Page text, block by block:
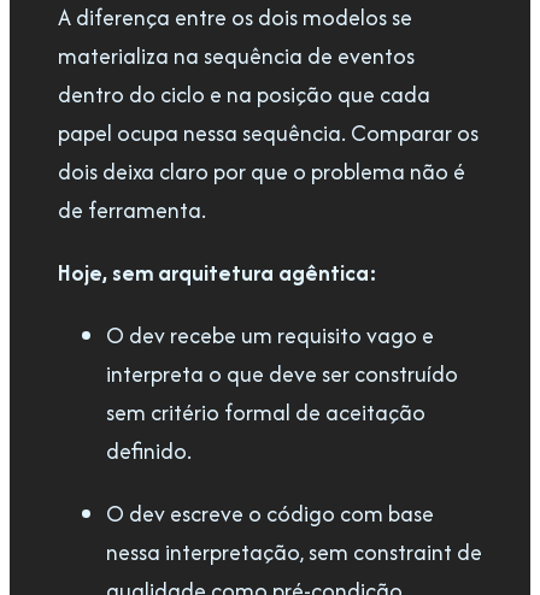
A diferença entre os dois modelos se
materializa na sequência de eventos
dentro do ciclo e na posição que cada
papel ocupa nessa sequência. Comparar os
dois deixa claro por que o problema não é
de ferramenta.
Hoje, sem arquitetura agêntica:
O dev recebe um requisito vago e
interpreta o que deve ser construído
sem critério formal de aceitação
definido.
O dev escreve o código com base
nessa interpretação, sem constraint de